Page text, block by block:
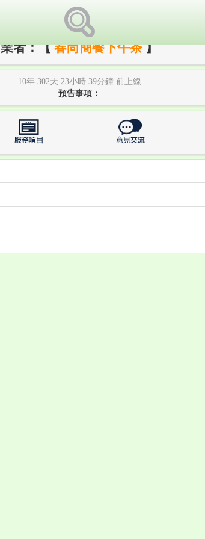
業者：【春尚簡餐下午茶】
10年 302天 23小時 39分鐘 前上線
預告事項：